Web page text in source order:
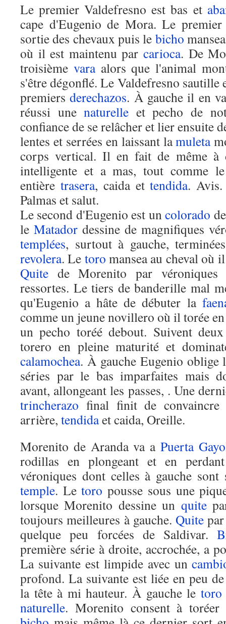
Le premier Valdefresno est bas et
cape d'Eugenio de Mora. Le
sortie des chevaux puis le bicho
où il est maintenu par carioca. De
troisième varaalors que l'animal
s'être dégonflé. Le Valdefresno sautille
premiersderechazos. À gauche il en
réussi unenaturelle et pecho de
confiance de se relâcher et lier ensuite
lentes et serrées en laissant lamuleta
corps vertical. Il en fait de même
intelligente et a mas, tout comme
entière trasera, caida ettendida.
Palmas et salut.
Le second d'Eugenio est uncolorado
le Matador dessine de magnifiques
templées, surtout à gauche,
revolera. Le toro mansea au cheval où
Quite de Morenito par
ressortes. Le tiers de banderille mal
qu'Eugenio a hâte de débuter la
comme un jeune novillero où il torée
un pecho toréé debout. Suivent
torero en pleine maturité et
calamochea. À gauche Eugenio oblige
séries par le bas imparfaites mais
avant, allongeant les passes, . Une
trincherazo final finit de
arrière, tendidaet caida, Oreille.
Morenito de Aranda va a Puerta
rodillas en plongeant et en
véroniques dont celles à gauche sont
temple. Letoro pousse sous une
lorsque Morenito dessine un quite
toujours meilleures à gauche. Quite
quelque peu forcées de Saldivar.
première série à droite, accrochée, a
La suivante est limpide avec un
profond. La suivante est liée en peu
la tête à mi hauteur. À gauche le toro
naturelle. Morenito consent à toréer